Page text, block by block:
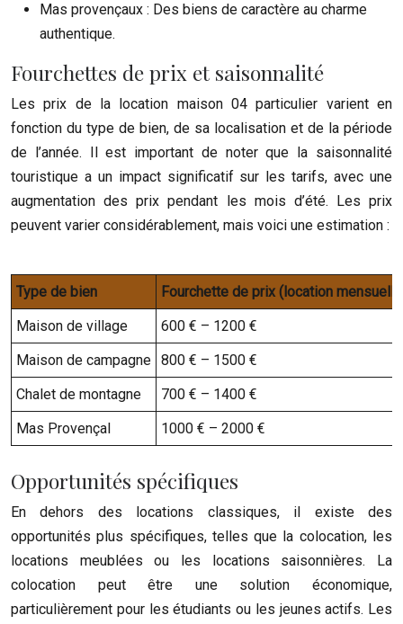
Mas provençaux : Des biens de caractère au charme
authentique.
Fourchettes de prix et saisonnalité
Les prix de la location maison 04 particulier varient en
fonction du type de bien, de sa localisation et de la période
de l’année. Il est important de noter que la saisonnalité
touristique a un impact significatif sur les tarifs, avec une
augmentation des prix pendant les mois d’été. Les prix
peuvent varier considérablement, mais voici une estimation :
Type de bien
Fourchette de prix (location
Maison de village
600 € – 1200 €
Maison de campagne 800 € – 1500 €
Chalet de montagne
700 € – 1400 €
Mas Provençal
1000 € – 2000 €
Opportunités spécifiques
En dehors des locations classiques, il existe des
opportunités plus spécifiques, telles que la colocation, les
locations meublées ou les locations saisonnières. La
colocation peut être une solution économique,
particulièrement pour les étudiants ou les jeunes actifs. Les